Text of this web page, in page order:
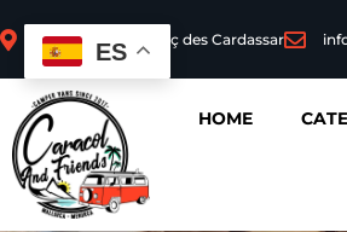
07530 Sant Llorenç des Cardassar
HOME
ES